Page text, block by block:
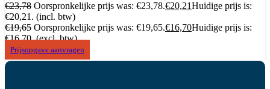
€23,78 Oorspronkelijke prijs was: €23,78.€20,21Huidige prijs is:
€20,21. (incl. btw)
€19,65 Oorspronkelijke prijs was: €19,65.€16,70Huidige prijs is:
€16,70. (excl. btw)
Prijsopgave aanvragen